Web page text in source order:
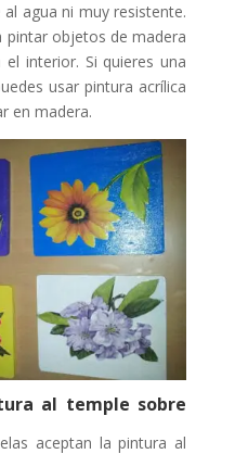
agua ni muy resistente.
pintar objetos de madera
interior. Si quieres una
usar pintura acrílica
en madera.
al temple sobre
aceptan la pintura al